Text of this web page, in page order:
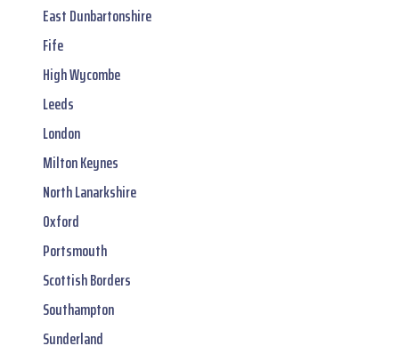
East Dunbartonshire
Fife
High Wycombe
Leeds
London
Milton Keynes
North Lanarkshire
Oxford
Portsmouth
Scottish Borders
Southampton
Sunderland